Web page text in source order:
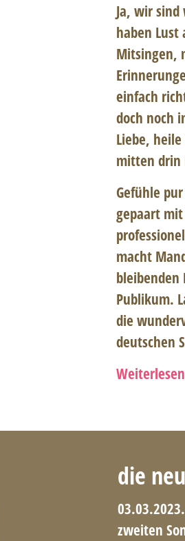
Ja, wir
haben Lust
Mitsingen,
einfach
doch noch
Liebe,
mitten drin
Gefühle
gepaart
macht
bleibenden
Publikum.
die
deutschen
Weiterlesen
die
zweiten